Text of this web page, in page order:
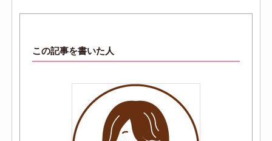
この記事を書いた人